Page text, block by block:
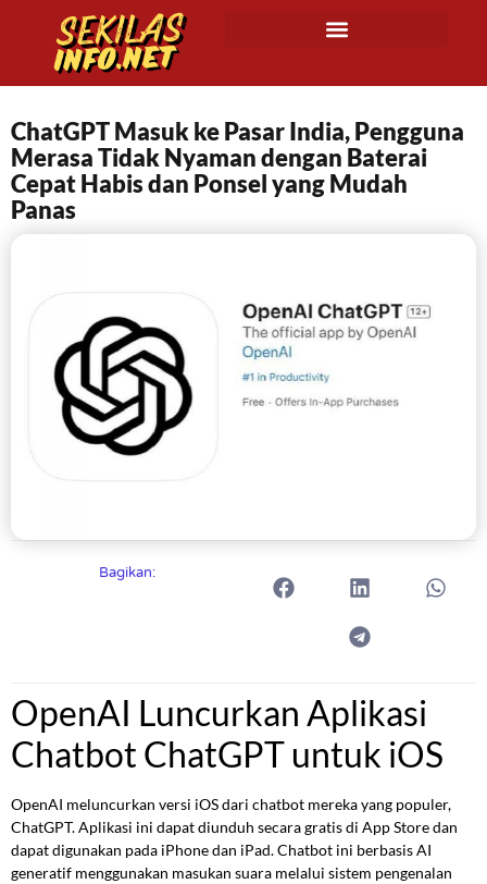
ChatGPT Masuk ke Pasar India, Pengguna
Merasa Tidak Nyaman dengan Baterai
Cepat Habis dan Ponsel yang Mudah
Panas
Bagikan:
OpenAI Luncurkan Aplikasi
Chatbot ChatGPT untuk iOS
OpenAI meluncurkan versi iOS dari chatbot mereka yang populer,
ChatGPT. Aplikasi ini dapat diunduh secara gratis di App Store dan
dapat digunakan pada iPhone dan iPad. Chatbot ini berbasis AI
generatif menggunakan masukan suara melalui sistem pengenalan